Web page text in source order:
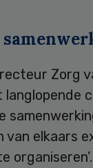
Zorg
van elkaars